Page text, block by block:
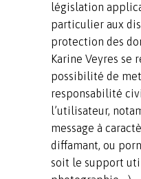
législation
particulier aux
protection des
Karine Veyres se
possibilité de
responsabilité
l’utilisateur,
message à
diffamant, ou
soit le support